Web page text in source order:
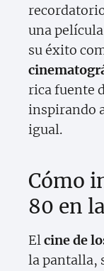
una
su éxito
rica fuente
inspirando
igual.
Cómo
80 en
Elcine de
la pantalla,